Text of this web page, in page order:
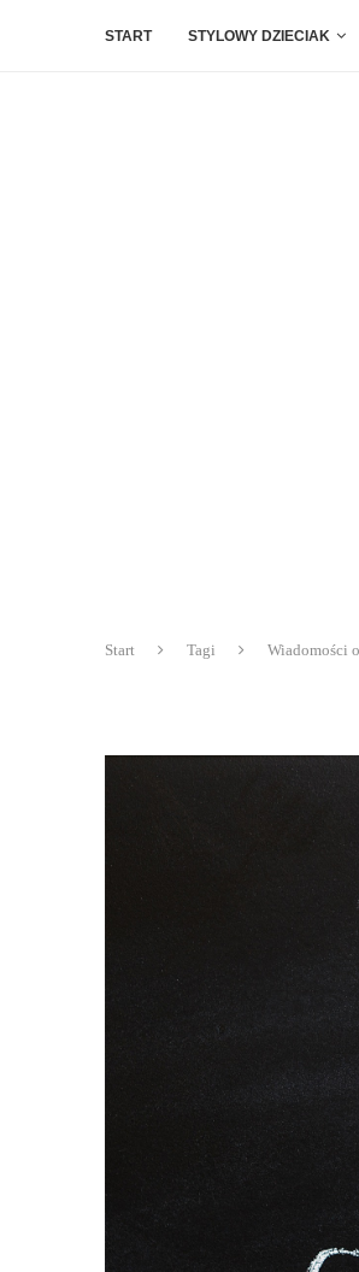
START STYLOWY DZIECIAK
Start Tagi Wiadomości